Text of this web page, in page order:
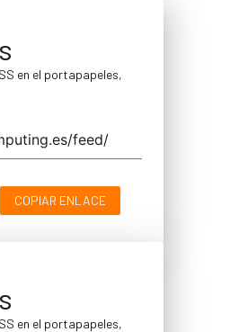
en el portapapeles,
COPIAR ENLACE
en el portapapeles,